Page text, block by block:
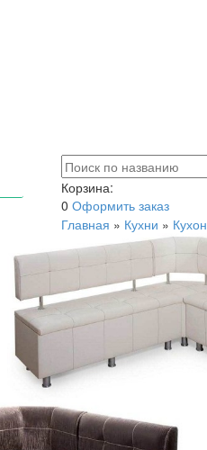
Корзина:
0 Оформить заказ
Главная » Кухни »